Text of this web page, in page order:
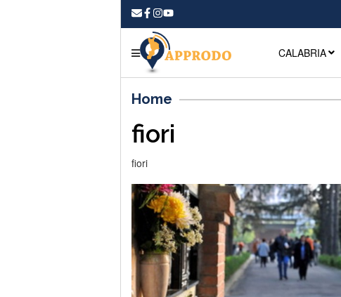
CALABRIA
Home
fiori
fiori